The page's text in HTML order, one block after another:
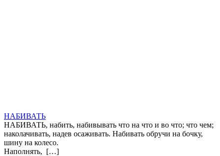
НАБИВАТЬ
НАБИВАТЬ, набить, набивывать что на что и во что; что чем;
наколачивать, надев осаживать. Набивать обручи на бочку,
шину на колесо.
Наполнять, […]